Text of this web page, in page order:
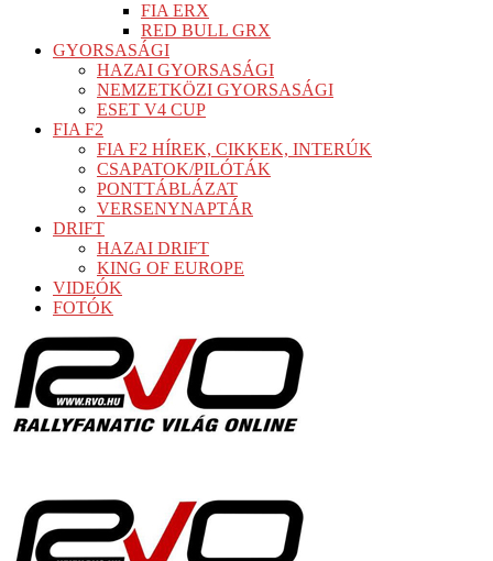
FIA ERX
RED BULL GRX
GYORSASÁGI
HAZAI GYORSASÁGI
NEMZETKÖZI GYORSASÁGI
ESET V4 CUP
FIA F2
FIA F2 HÍREK, CIKKEK, INTERÚK
CSAPATOK/PILÓTÁK
PONTTÁBLÁZAT
VERSENYNAPTÁR
DRIFT
HAZAI DRIFT
KING OF EUROPE
VIDEÓK
FOTÓK